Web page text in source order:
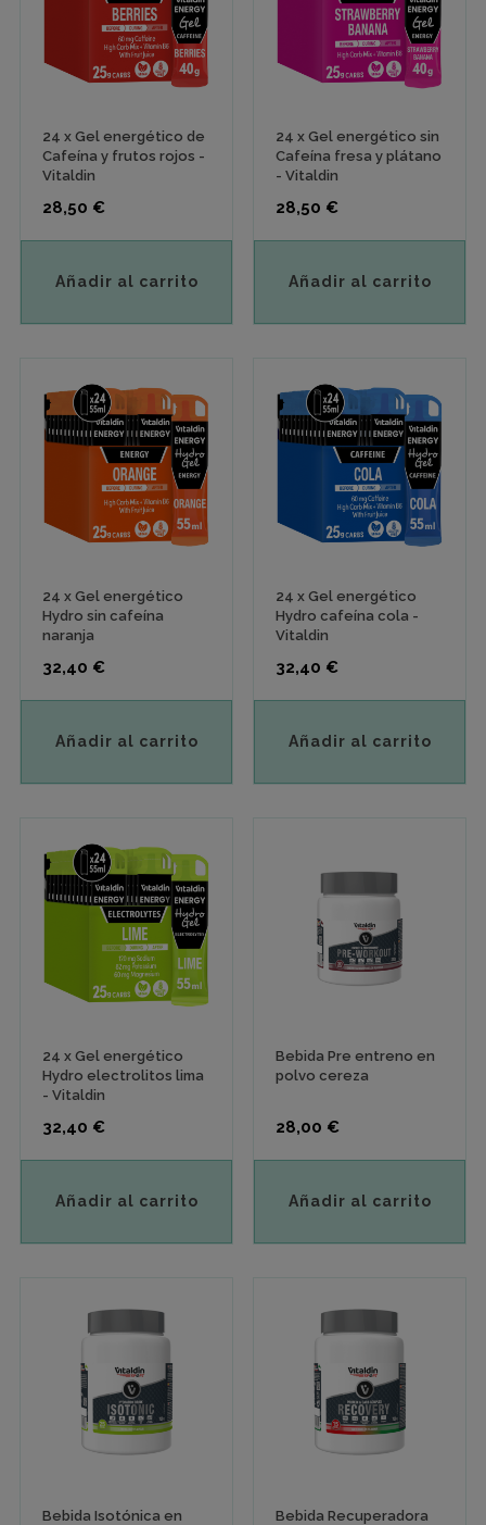
24 x Gel energético de
Cafeína y frutos rojos -
Vitaldin
Precio
28,50 €
Añadir al carrito
24 x Gel energético sin
Cafeína fresa y plátano
- Vitaldin
Precio
28,50 €
Añadir al carrito
24 x Gel energético
Hydro sin cafeína
naranja
Precio
32,40 €
Añadir al carrito
24 x Gel energético
Hydro cafeína cola -
Vitaldin
Precio
32,40 €
Añadir al carrito
24 x Gel energético
Hydro electrolitos lima
- Vitaldin
Precio
32,40 €
Añadir al carrito
Bebida Pre entreno en
polvo cereza
Precio
28,00 €
Añadir al carrito
Bebida Isotónica en
Bebida Recuperadora